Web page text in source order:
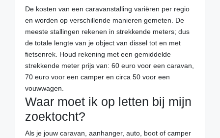
De kosten van een caravanstalling variëren per regio
en worden op verschillende manieren gemeten. De
meeste stallingen rekenen in strekkende meters; dus
de totale lengte van je object van dissel tot en met
fietsenrek. Houd rekening met een gemiddelde
strekkende meter prijs van: 60 euro voor een caravan,
70 euro voor een camper en circa 50 voor een
vouwwagen.
Waar moet ik op letten bij mijn
zoektocht?
Als je jouw caravan, aanhanger, auto, boot of camper